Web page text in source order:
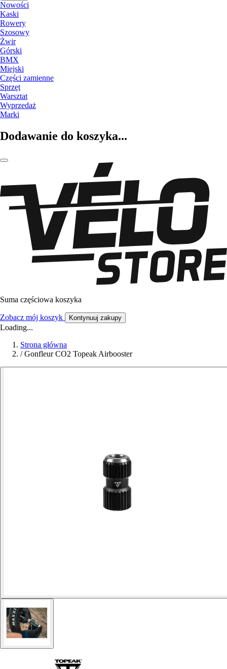
Nowości
Kaski
Rowery
Szosowy
Żwir
Górski
BMX
Miejski
Części zamienne
Sprzęt
Warsztat
Wyprzedaż
Marki
Dodawanie do koszyka...
Suma częściowa koszyka
Zobacz mój koszyk Kontynuuj zakupy
Loading...
Strona główna
/ Gonfleur CO2 Topeak Airbooster